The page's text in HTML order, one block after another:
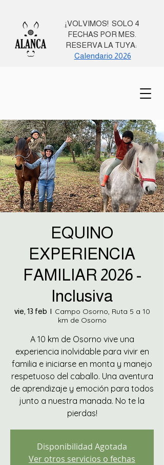
¡VOLVIMOS! SOLO 4
FECHAS POR MES.
RESERVA LA TUYA:
Calendario 2026
EQUINO
EXPERIENCIA
FAMILIAR 2026 -
Inclusiva
vie, 13 feb
  |
Campo Osorno, Ruta 5 a 10
km de Osorno
A 10 km de Osorno vive una
experiencia inolvidable para vivir en
familia e iniciarse en monta y manejo
respetuoso del caballo. Una aventura
de aprendizaje y emoción para todos
junto a nuestra manada. No te la
pierdas!
Disponibilidad Agotada
Ver otros servicios o fechas